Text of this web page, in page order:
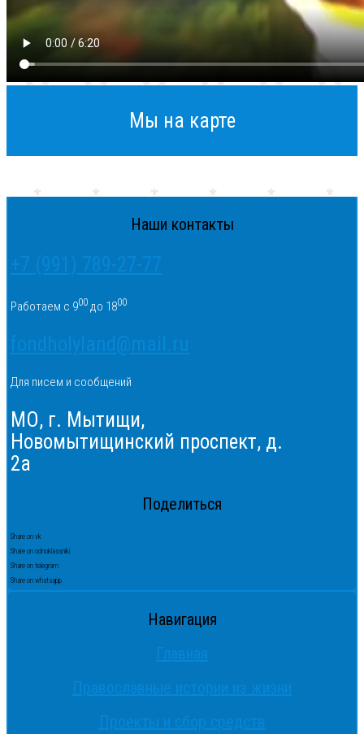
Мы на карте
Наши контакты
+7 (991) 789-27-77
Работаем с 900 до 1800
fondholyland@mail.ru
Для писем и сообщений
МО, г. Мытищи,
Новомытищинский проспект, д.
2а
Поделиться
Share on vk
Share on odnoklassniki
Share on telegram
Share on whatsapp
Навигация
Главная
Православные истории из жизни
Проекты и сбор средств